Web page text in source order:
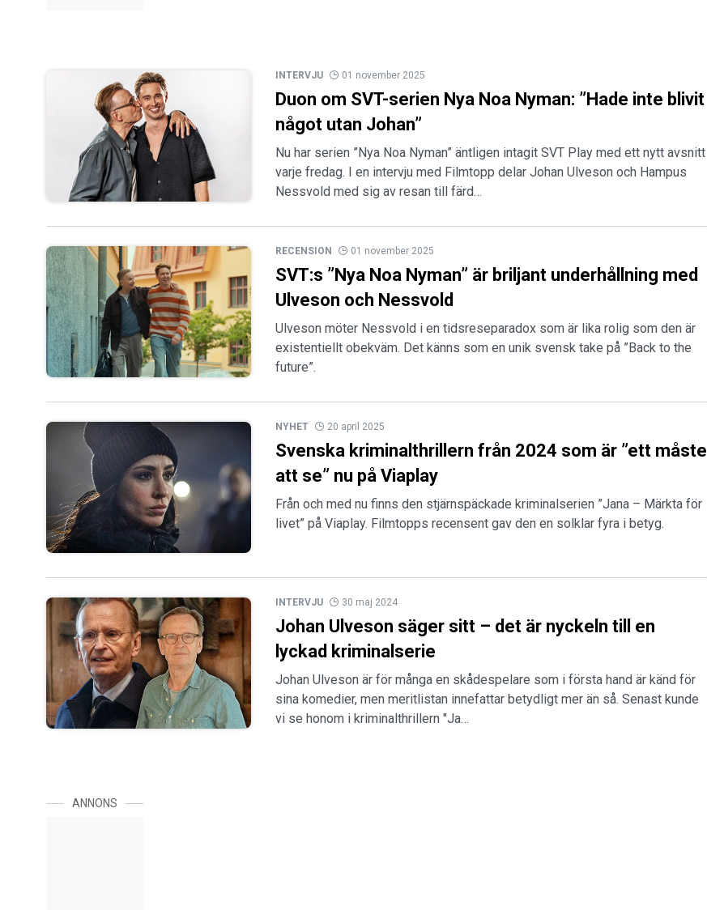
INTERVJU 01 november 2025
Duon om SVT-serien Nya Noa Nyman: ”Hade inte blivit
något utan Johan”
Nu har serien ”Nya Noa Nyman” äntligen intagit SVT Play med ett nytt avsnitt
varje fredag. I en intervju med Filmtopp delar Johan Ulveson och Hampus
Nessvold med sig av resan till färd…
RECENSION 01 november 2025
SVT:s ”Nya Noa Nyman” är briljant underhållning med
Ulveson och Nessvold
Ulveson möter Nessvold i en tidsreseparadox som är lika rolig som den är
existentiellt obekväm. Det känns som en unik svensk take på ”Back to the
future”.
NYHET 20 april 2025
Svenska kriminalthrillern från 2024 som är ”ett måste
att se” nu på Viaplay
Från och med nu finns den stjärnspäckade kriminalserien ”Jana – Märkta för
livet” på Viaplay. Filmtopps recensent gav den en solklar fyra i betyg.
INTERVJU 30 maj 2024
Johan Ulveson säger sitt – det är nyckeln till en
lyckad kriminalserie
Johan Ulveson är för många en skådespelare som i första hand är känd för
sina komedier, men meritlistan innefattar betydligt mer än så. Senast kunde
vi se honom i kriminalthrillern "Ja…
ANNONS